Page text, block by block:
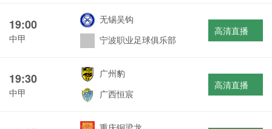
19:00
中甲
无锡吴钩
宁波职业足球俱乐部
高清直播
19:30
中甲
广州豹
广西恒宸
高清直播